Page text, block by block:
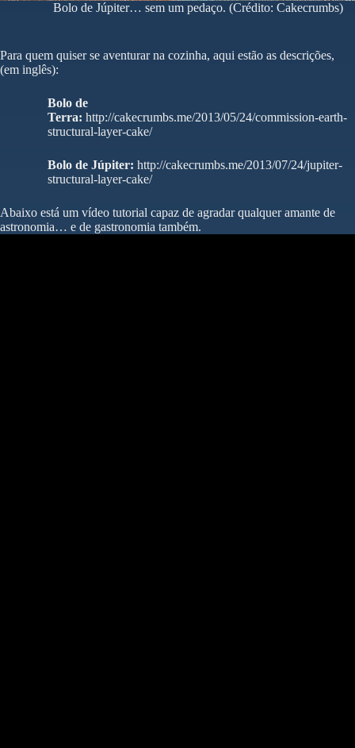
Bolo de Júpiter… sem um pedaço. (Crédito: Cakecrumbs)
Para quem quiser se aventurar na cozinha, aqui estão as descrições,
(em inglês):
Bolo de
Terra: http://cakecrumbs.me/2013/05/24/commission-earth-
structural-layer-cake/
Bolo de Júpiter: http://cakecrumbs.me/2013/07/24/jupiter-
structural-layer-cake/
Abaixo está um vídeo tutorial capaz de agradar qualquer amante de
astronomia… e de gastronomia também.